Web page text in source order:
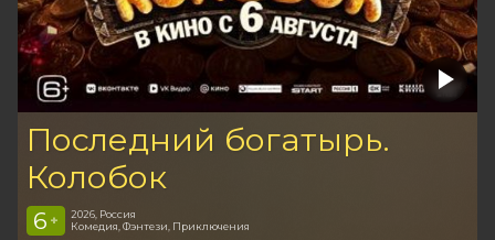
Последний богатырь.
Колобок
6 +
2026, Россия
Комедия, Фэнтези, Приключения